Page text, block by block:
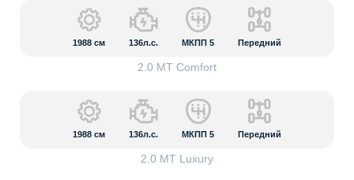
1988 см 136л.с. МКПП 5 Передний
2.0 MT Comfort
1988 см 136л.с. МКПП 5 Передний
2.0 MT Luxury